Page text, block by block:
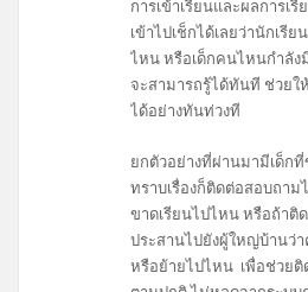
การเข้าเรียนและผลการเ
เข้าไปเช็กได้เลยว่านักเรี
ไหน หรือเด็กคนไหนกำลัง
จะสามารถรู้ได้ทันที ช่วย
ได้อย่างทันท่วงที
ยกตัวอย่างที่ผ่านมามีเด็ก
ทราบเรื่องก็ติดต่อสอบถาม
ขาดเรียนไปไหน หรือถ้าติ
ประสานไปยังผู้ใหญ่บ้านว่
หรือย้ายไปไหน เพื่อช่วยติ